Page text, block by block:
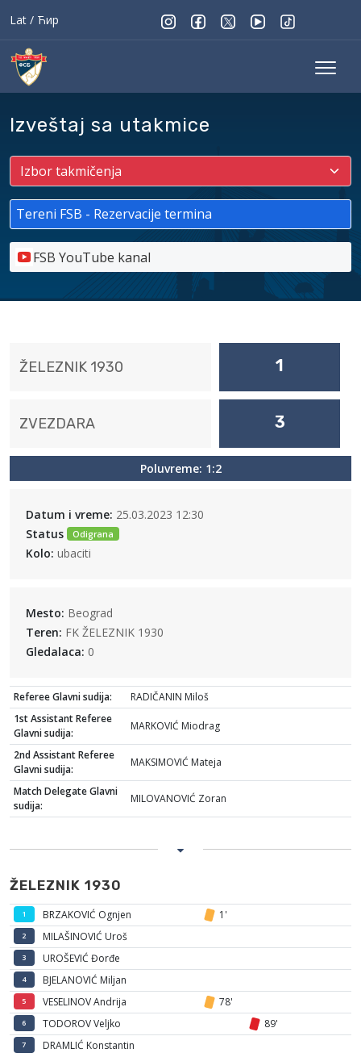
Lat / Ћир
Izveštaj sa utakmice
Tereni FSB - Rezervacije termina
FSB YouTube kanal
ŽELEZNIK 1930 1
ZVEZDARA 3
Poluvreme: 1:2
Datum i vreme: 25.03.2023 12:30
Status
Odigrana
Kolo: ubaciti
Mesto: Beograd
Teren: FK ŽELEZNIK 1930
Gledalaca: 0
Referee Glavni sudija:
RADIČANIN Miloš
1st Assistant Referee
Glavni sudija:
MARKOVIĆ Miodrag
2nd Assistant Referee
Glavni sudija:
MAKSIMOVIĆ Mateja
Match Delegate Glavni
sudija:
MILOVANOVIĆ Zoran
ŽELEZNIK 1930
1 BRZAKOVIĆ Ognjen 1'
2 MILAŠINOVIĆ Uroš
3 UROŠEVIĆ Đorđe
4 BJELANOVIĆ Miljan
5 VESELINOV Andrija 78'
6 TODOROV Veljko 89'
7 DRAMLIĆ Konstantin